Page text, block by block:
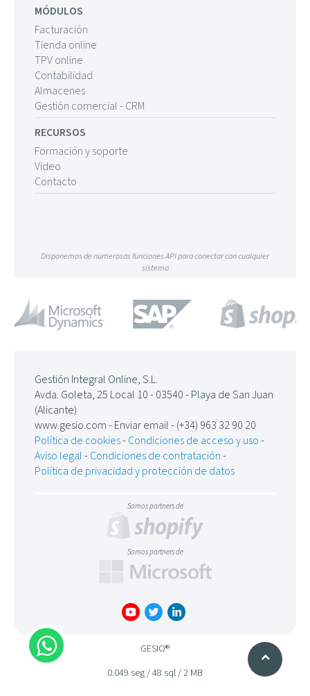
MÓDULOS
Facturación
Tienda online
TPV online
Contabilidad
Almacenes
Gestión comercial - CRM
RECURSOS
Formación y soporte
Video
Contacto
Disponemos de numerosas funciones API para conectar con cualquier
sistema
Gestión Integral Online, S.L.
Avda. Goleta, 25 Local 10 - 03540 - Playa de San Juan
(Alicante)
www.gesio.com-Enviar email-(+34) 963 32 90 20
Política de cookies-Condiciones de acceso y uso-
Aviso legal-Condiciones de contratación-
Política de privacidad y protección de datos
Somos partners de
Somos partners de
GESIO®
0.049 seg /48 sql/ 2 MB